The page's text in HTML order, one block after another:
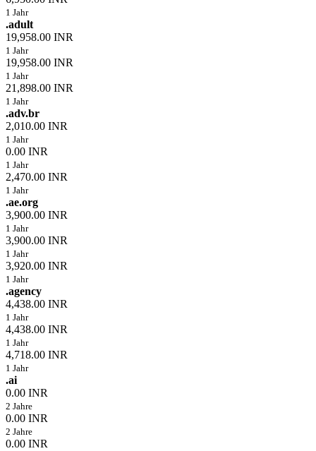
1 Jahr
.adult
19,958.00 INR
1 Jahr
19,958.00 INR
1 Jahr
21,898.00 INR
1 Jahr
.adv.br
2,010.00 INR
1 Jahr
0.00 INR
1 Jahr
2,470.00 INR
1 Jahr
.ae.org
3,900.00 INR
1 Jahr
3,900.00 INR
1 Jahr
3,920.00 INR
1 Jahr
.agency
4,438.00 INR
1 Jahr
4,438.00 INR
1 Jahr
4,718.00 INR
1 Jahr
.ai
0.00 INR
2 Jahre
0.00 INR
2 Jahre
0.00 INR